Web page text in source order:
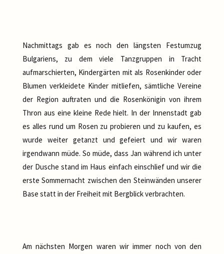
Nachmittags gab es noch den längsten Festumzug
Bulgariens, zu dem viele Tanzgruppen in Tracht
aufmarschierten, Kindergärten mit als Rosenkinder oder
Blumen verkleidete Kinder mitliefen, sämtliche Vereine
der Region auftraten und die Rosenkönigin von ihrem
Thron aus eine kleine Rede hielt. In der Innenstadt gab
es alles rund um Rosen zu probieren und zu kaufen, es
wurde weiter getanzt und gefeiert und wir waren
irgendwann müde. So müde, dass Jan während ich unter
der Dusche stand im Haus einfach einschlief und wir die
erste Sommernacht zwischen den Steinwänden unserer
Base statt in der Freiheit mit Bergblick verbrachten.
Am nächsten Morgen waren wir immer noch von den